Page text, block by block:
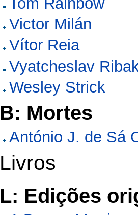
Victor Milán
Vítor Reia
Vyatcheslav
Wesley Strick
B: Mortes
António J. de Sá
Livros
L: Edições